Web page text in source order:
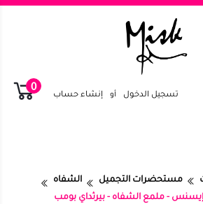
تسجيل الدخول أو إنشاء حساب
0
مستحضرات التجميل
الشفاه
إيسنس - ملمع الشفاه - بيرثداي بومب